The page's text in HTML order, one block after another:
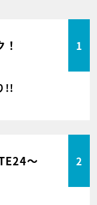
1
!!
～ 2